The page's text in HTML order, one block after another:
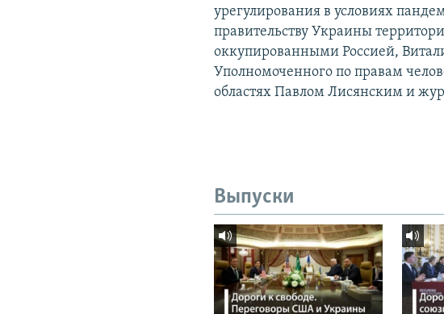
урегулирования в условиях
правительству Украины
оккупированными Россией,
Уполномоченного по правам
областях Павлом Лисянским и
Выпуски